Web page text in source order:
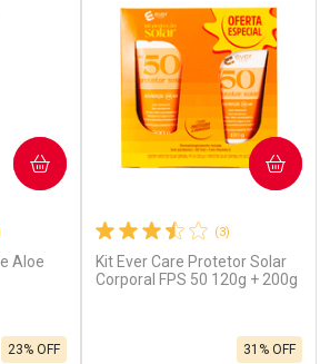
Por R$ 140,99/cada
Aloe
23% OFF
(3)
Kit Ever Care Protetor Solar
Corporal FPS 50 120g + 200g
31% OFF
COMPRAR